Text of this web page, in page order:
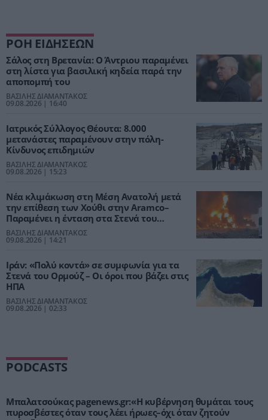
ΡΟΗ ΕΙΔΗΣΕΩΝ
Σάλος στη Βρετανία: Ο Άντριου παραμένει
στη λίστα για βασιλική κηδεία παρά την
αποπομπή του
ΒΑΣΙΛΗΣ ΔΙΑΜΑΝΤΑΚΟΣ
09.08.2026 | 16:40
Ιατρικός Σύλλογος Θέουτα: 8.000
μετανάστες παραμένουν στην πόλη-
Κίνδυνος επιδημιών
ΒΑΣΙΛΗΣ ΔΙΑΜΑΝΤΑΚΟΣ
09.08.2026 | 15:23
Νέα κλιμάκωση στη Μέση Ανατολή μετά
την επίθεση των Χούθι στην Aramco–
Παραμένει η ένταση στα Στενά του
Ορμούζ
ΒΑΣΙΛΗΣ ΔΙΑΜΑΝΤΑΚΟΣ
09.08.2026 | 14:21
Ιράν: «Πολύ κοντά» σε συμφωνία για τα
Στενά του Ορμούζ – Οι όροι που βάζει στις
ΗΠΑ
ΒΑΣΙΛΗΣ ΔΙΑΜΑΝΤΑΚΟΣ
09.08.2026 | 02:33
PODCASTS
Μπαλατσούκας pagenews.gr:«Η κυβέρνηση θυμάται τους
πυροσβέστες όταν τους λέει ήρωες–όχι όταν ζητούν